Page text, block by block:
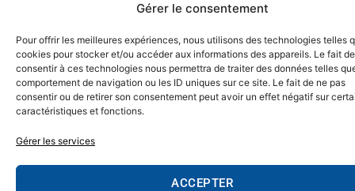
Gérer le consentement
Pour offrir les meilleures expériences, nous utilisons des technologies telles
cookies pour stocker et/ou accéder aux informations des appareils. Le fait de
consentir à ces technologies nous permettra de traiter des données telles
comportement de navigation ou les ID uniques sur ce site. Le fait de ne pas
consentir ou de retirer son consentement peut avoir un effet négatif sur
caractéristiques et fonctions.
Gérer les services
ACCEPTER